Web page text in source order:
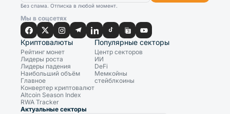
Без спама. Отписка в любой момент.
Мы в соцсетях
Криптовалюты
Рейтинг монет
Лидеры роста
Лидеры падения
Наибольший объём
Главное
Конвертер криптовалют
Altcoin Season Index
RWA Tracker
Популярные секторы
Центр секторов
ИИ
DeFi
Мемкойны
стейблкоины
Актуальные секторы